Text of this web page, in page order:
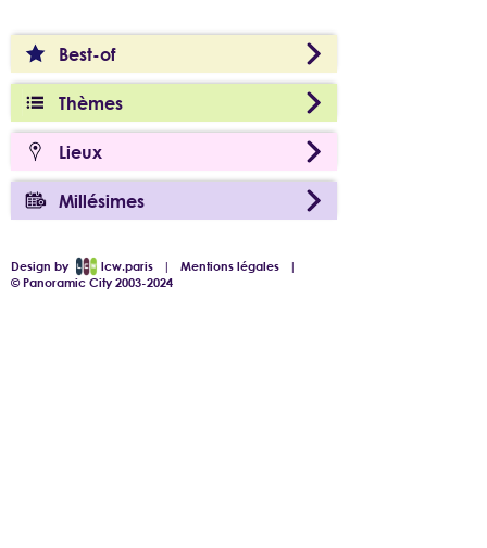
Best-of
Thèmes
Lieux
Millésimes
Design by lcw.paris |Mentions légales |
© Panoramic City 2003-2024